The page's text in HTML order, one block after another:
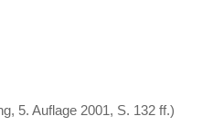
5. Auflage 2001, S. 132 ff.)